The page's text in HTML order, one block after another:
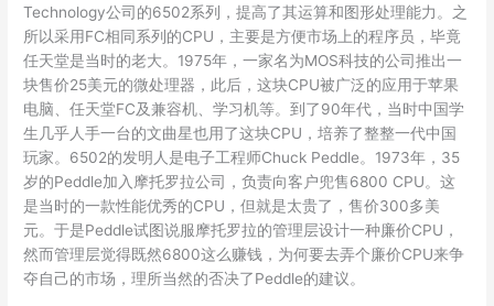
Technology公司的6502系列，提高了其运算和图形处理能力。之
所以采用FC相同系列的CPU，主要是方便市场上的程序员，毕竟
任天堂是当时的老大。1975年，一家名为MOS科技的公司推出一
块售价25美元的微处理器，此后，这块CPU被广泛的应用于苹果
电脑、任天堂FC及兼容机、学习机等。到了90年代，当时中国学
生几乎人手一台的文曲星也用了这块CPU，培养了整整一代中国
玩家。6502的发明人是电子工程师Chuck Peddle。1973年，35
岁的Peddle加入摩托罗拉公司，负责向客户兜售6800 CPU。这
是当时的一款性能优秀的CPU，但就是太贵了，售价300多美
元。于是Peddle试图说服摩托罗拉的管理层设计一种廉价CPU，
然而管理层觉得既然6800这么赚钱，为何要去弄个廉价CPU来争
夺自己的市场，理所当然的否决了Peddle的建议。